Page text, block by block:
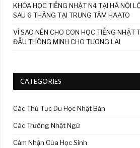
KHÓA HỌC TIẾNG NHẬT N4 TẠI HÀ NỘI
SAU 6 THÁNG TẠI TRUNG TÂM HAATO
VÌ SAO NÊN CHO CON HỌC TIẾNG NHẬT
ĐẦU THÔNG MINH CHO TƯƠNG LAI
CATEGORIES
Các Thủ Tục Du Học Nhật Bản
Các Trường Nhật Ngữ
Cảm Nhận Của Học Sinh